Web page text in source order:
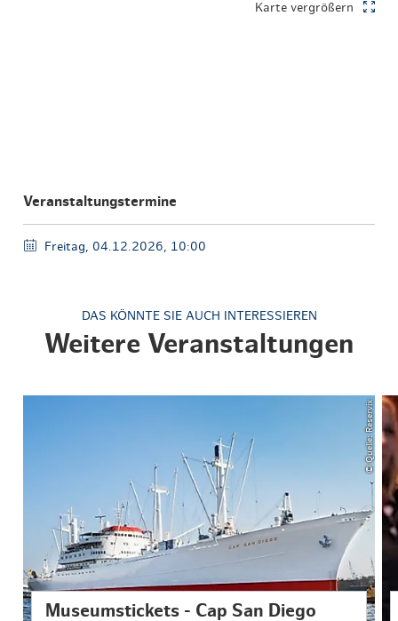
Karte vergrößern
Veranstaltungstermine
Freitag, 04.12.2026, 10:00
DAS KÖNNTE SIE AUCH INTERESSIEREN
Weitere Veranstaltungen
© Quelle: Reservix
Museumstickets - Cap San Diego